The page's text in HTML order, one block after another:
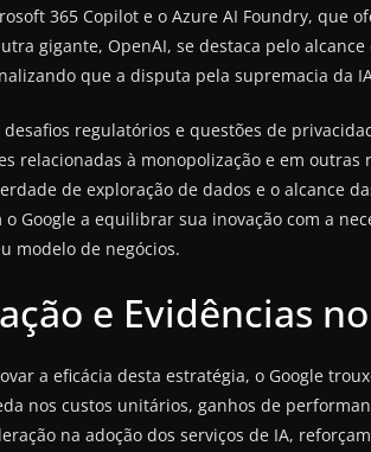
365 Copilot e o Azure AI Foundry, que
gigante, OpenAI, se destaca pelo
que a disputa pela supremacia da
desafios regulatórios e questões de
relacionadas à monopolização e em
de exploração de dados e o alcance
o Google a equilibrar sua inovação com a
modelo de negócios.
e Evidências
a eficácia desta estratégia, o Google
nos custos unitários, ganhos de
na adoção dos serviços de IA,